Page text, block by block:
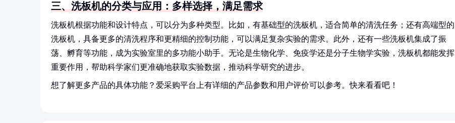
三、洗板机的分类与应用：多样选择，满足需求
洗板机根据功能和设计特点，可以分为多种类型。比如，有基础型的洗板机，适合简单的清洗任务；还有高端型的
洗板机，具备更多的清洗程序和更精细的控制功能，可以满足复杂实验的需求。此外，还有一些洗板机集成了振
荡、孵育等功能，成为实验室里的多功能小助手。无论是生物化学、免疫学还是分子生物学实验，洗板机都能发挥
重要作用，帮助科学家们更准确地获取实验数据，推动科学研究的进步。
想了解更多产品的具体功能？爱采购平台上有详细的产品参数和用户评价可以参考。快来看看吧！